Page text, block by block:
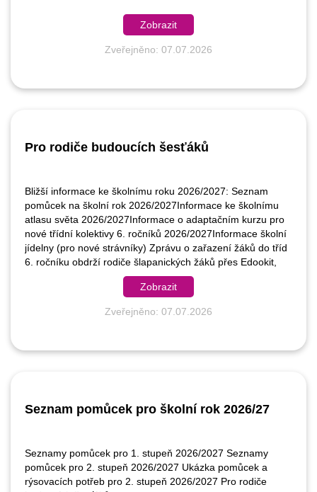
Zobrazit
Zveřejněno: 07.07.2026
Pro rodiče budoucích šesťáků
Bližší informace ke školnímu roku 2026/2027: Seznam
pomůcek na školní rok 2026/2027Informace ke školnímu
atlasu světa 2026/2027Informace o adaptačním kurzu pro
nové třídní kolektivy 6. ročníků 2026/2027Informace školní
jídelny (pro nové strávníky) Zprávu o zařazení žáků do tříd
6. ročníku obdrží rodiče šlapanických žáků přes Edookit,
rodiče žáků přestupujících z jiných škol prostřednictvím
Zobrazit
Zveřejněno: 07.07.2026
Seznam pomůcek pro školní rok 2026/27
Seznamy pomůcek pro 1. stupeň 2026/2027 Seznamy
pomůcek pro 2. stupeň 2026/2027 Ukázka pomůcek a
rýsovacích potřeb pro 2. stupeň 2026/2027 Pro rodiče